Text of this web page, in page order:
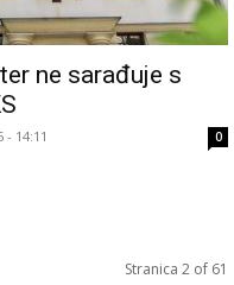
ne sarađuje s
- 14:11 0
Stranica 2 of 61